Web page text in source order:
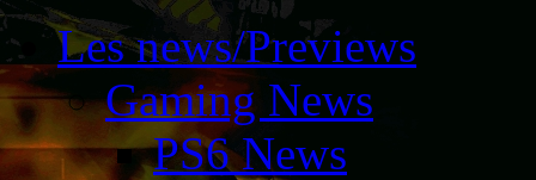
Les news/Previews
Gaming News
PS6 News